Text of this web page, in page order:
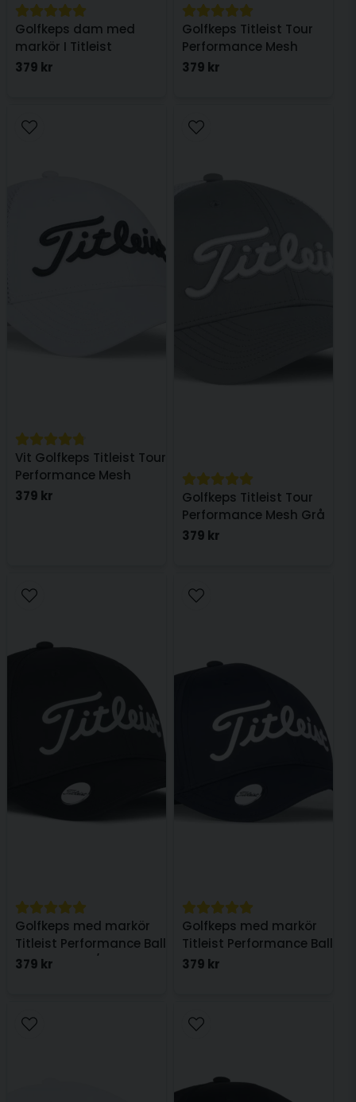
Golfkeps dam med
markör I Titleist
Performance Ball
379 kr
Golfkeps Titleist Tour
Performance Mesh
Svart
379 kr
Vit Golfkeps Titleist Tour
Performance Mesh
379 kr
Golfkeps Titleist Tour
Performance Mesh Grå
379 kr
Golfkeps med markör
Titleist Performance Ball
Marker Svart/Vit
379 kr
Golfkeps med markör
Titleist Performance Ball
Marker Navy
379 kr